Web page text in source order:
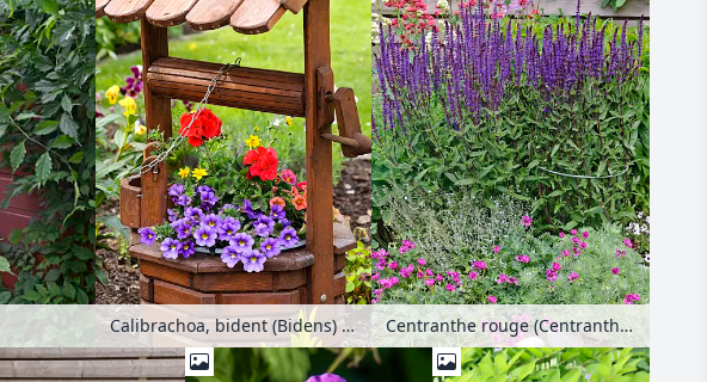
Calibrachoa, bident (Bidens) et géranium (Pelargonium) dans une fontaine en bois Centranthe rouge (Centranthus ruber), sauge des bois (Salvia nemorosa), géranium cendré (Geranium cinereum subsp. subcaulescens syn. Geranium subcaulescens) et armoise de Schmidt (Artemisia schmidtiana 'Nana')